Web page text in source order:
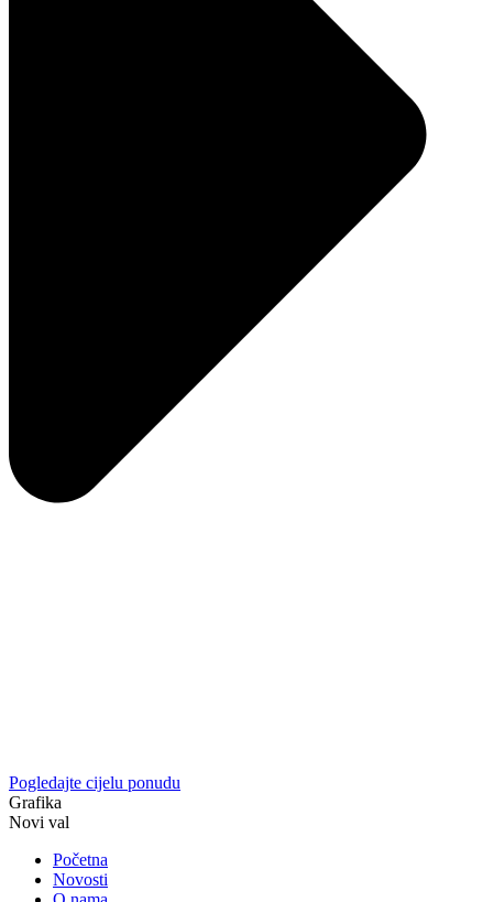
Pogledajte cijelu ponudu
Grafika
Novi val
Početna
Novosti